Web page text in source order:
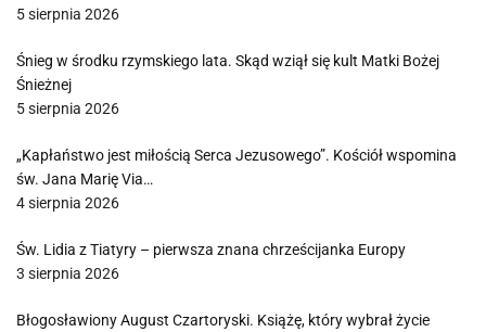
5 sierpnia 2026
Śnieg w środku rzymskiego lata. Skąd wziął się kult Matki Bożej
Śnieżnej
5 sierpnia 2026
„Kapłaństwo jest miłością Serca Jezusowego”. Kościół wspomina
św. Jana Marię Via…
4 sierpnia 2026
Św. Lidia z Tiatyry – pierwsza znana chrześcijanka Europy
3 sierpnia 2026
Błogosławiony August Czartoryski. Książę, który wybrał życie